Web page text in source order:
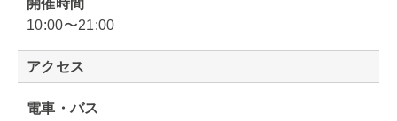
10:00〜21:00
アクセス
電車・バス